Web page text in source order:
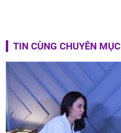
TIN CÙNG CHUYÊN MỤC